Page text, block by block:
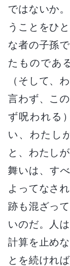
ではないか
うことをひ
な者の子孫
たものであ
（そして、
言わず、こ
ず呪われる
い、わたし
と、わたし
舞いは、す
よってなさ
跡も混ざっ
いのだ。人
計算を止め
とを続けれ